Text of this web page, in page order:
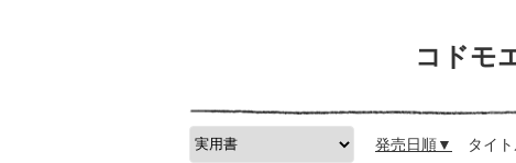
コドモ
発売日順 タイ